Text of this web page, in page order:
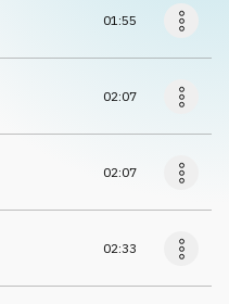
01:55
02:07
02:07
02:33